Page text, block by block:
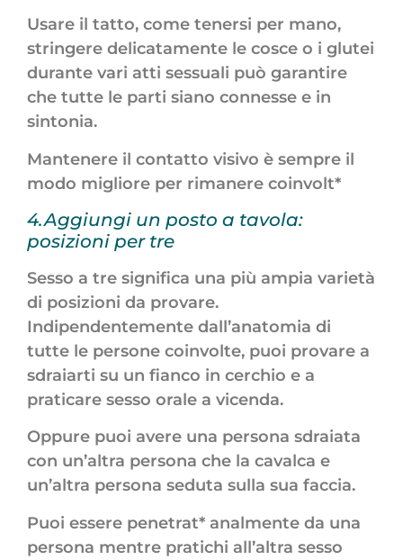
Usare il tatto, come tenersi per mano,
stringere delicatamente le cosce o i glutei
durante vari atti sessuali può garantire
che tutte le parti siano connesse e in
sintonia.
Mantenere il contatto visivo è sempre il
modo migliore per rimanere coinvolt*
4.Aggiungi un posto a tavola:
posizioni per tre
Sesso a tre significa una più ampia varietà
di posizioni da provare.
Indipendentemente dall’anatomia di
tutte le persone coinvolte, puoi provare a
sdraiarti su un fianco in cerchio e a
praticare sesso orale a vicenda.
Oppure puoi avere una persona sdraiata
con un’altra persona che la cavalca e
un’altra persona seduta sulla sua faccia.
Puoi essere penetrat* analmente da una
persona mentre pratichi all’altra sesso